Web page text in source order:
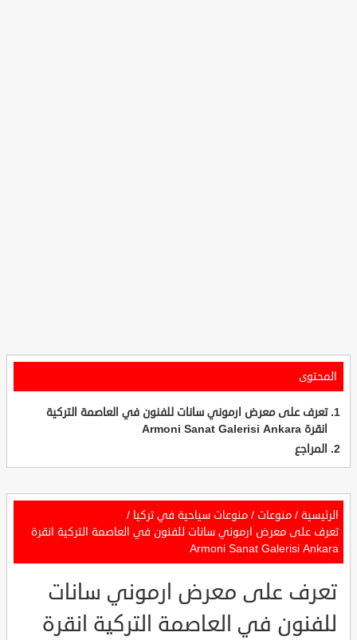
المحتوى
تعرف على معرض ارموني سانات للفنون في العاصمة التركية
انقرة Armoni Sanat Galerisi Ankara
المراجع
الرئيسية / منوعات / منوعات سياحية في تركيا /
تعرف على معرض ارموني سانات للفنون في العاصمة التركية انقرة
Armoni Sanat Galerisi Ankara
تعرف على معرض ارموني سانات
للفنون في العاصمة التركية انقرة